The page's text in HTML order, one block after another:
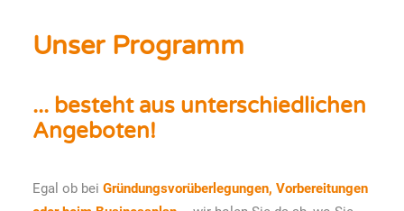
Unser Programm
... besteht aus unterschiedlichen
Angeboten!
Egal ob bei Gründungsvorüberlegungen, Vorbereitungen